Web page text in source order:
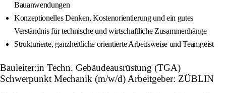
Bauanwendungen
Konzeptionelles Denken, Kostenorientierung und ein gutes
Verständnis für technische und wirtschaftliche Zusammenhänge
Strukturierte, ganzheitliche orientierte Arbeitsweise und Teamgeist
Bauleiter:in Techn. Gebäudeausrüstung (TGA)
Schwerpunkt Mechanik (m/w/d) Arbeitgeber: ZÜBLIN